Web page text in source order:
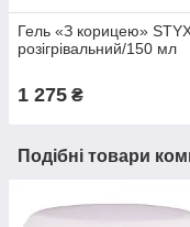
Гель «З корицею»
розігрівальний/150 мл
1 275 ₴
Подібні товари